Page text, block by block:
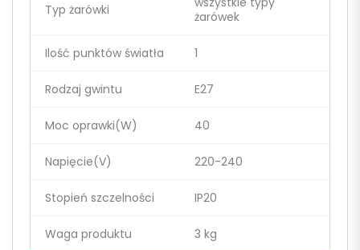
Typ żarówki
żarówek
Ilość punktów światła 1
Rodzaj gwintu E27
Moc oprawki(W) 40
Napięcie(V) 220-240
Stopień szczelności IP20
Waga produktu 3 kg